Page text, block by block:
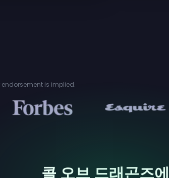
is implied.
콜 오브 드래곤즈